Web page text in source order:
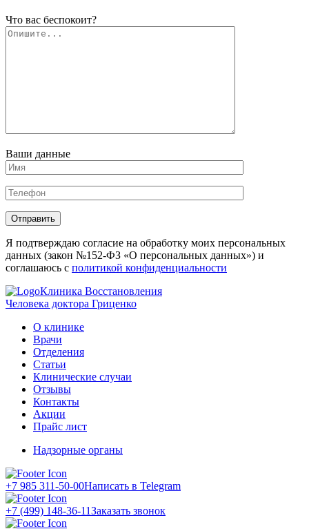
Что вас беспокоит?
Ваши данные
Отправить
Я подтверждаю согласие на обработку моих персональных
данных (закон №152-ФЗ «О персональных данных») и
соглашаюсь с политикой конфиденциальности
Клиника Восстановления
Человека доктора Гриценко
О клинике
Врачи
Отделения
Статьи
Клинические случаи
Отзывы
Контакты
Акции
Прайс лист
Надзорные органы
+7 985 311-50-00Написать в Telegram
+7 (499) 148-36-11Заказать звонок